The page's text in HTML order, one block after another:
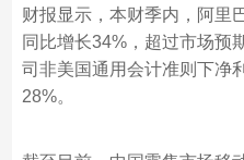
财报显示，本财季内，阿里
同比增长34%，超过市场预
司非美国通用会计准则下净
28%。